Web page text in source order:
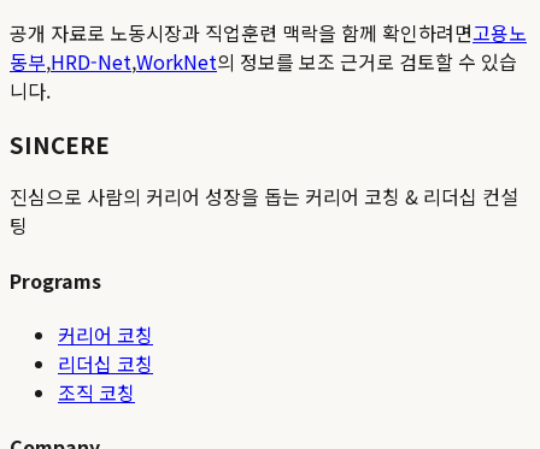
공개 자료로 노동시장과 직업훈련 맥락을 함께 확인하려면고용노
동부,HRD-Net,WorkNet의 정보를 보조 근거로 검토할 수 있습
니다.
SINCERE
진심으로 사람의 커리어 성장을 돕는 커리어 코칭 & 리더십 컨설
팅
Programs
커리어 코칭
리더십 코칭
조직 코칭